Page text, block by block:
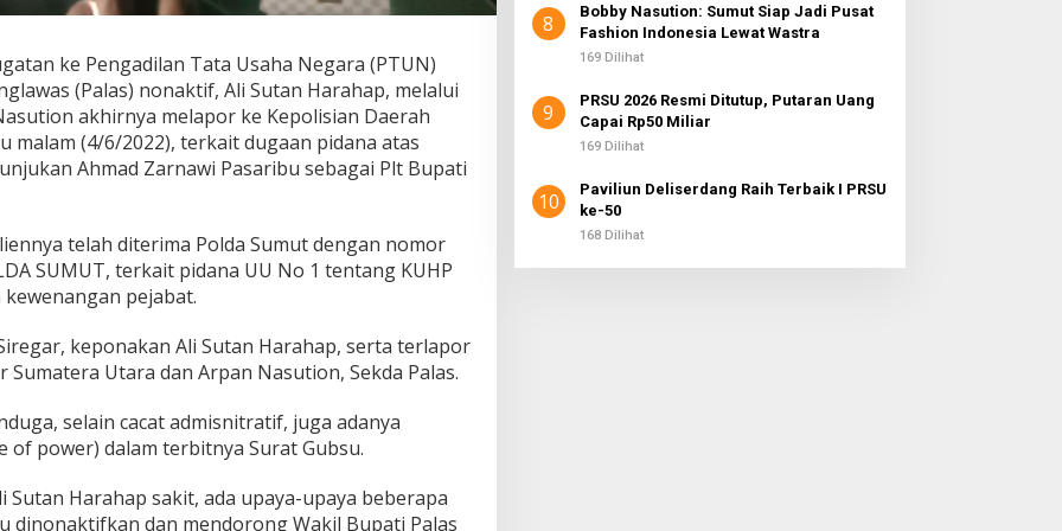
ke Pengadilan Tata Usaha Negara (PTUN)
(Palas) nonaktif, Ali Sutan Harahap, melalui
akhirnya melapor ke Kepolisian Daerah
malam (4/6/2022), terkait dugaan pidana atas
Ahmad Zarnawi Pasaribu sebagai Plt Bupati
telah diterima Polda Sumut dengan nomor
SUMUT, terkait pidana UU No 1 tentang KUHP
pejabat.
keponakan Ali Sutan Harahap, serta terlapor
Sumatera Utara dan Arpan Nasution, Sekda Palas.
selain cacat admisnitratif, juga adanya
of power) dalam terbitnya Surat Gubsu.
Sutan Harahap sakit, ada upaya-upaya beberapa
dinonaktifkan dan mendorong Wakil Bupati Palas
8
Bobby Nasution: Sumut Siap Jadi Pusat
Fashion Indonesia Lewat Wastra
169 Dilihat
9
PRSU 2026 Resmi Ditutup, Putaran Uang
Capai Rp50 Miliar
169 Dilihat
10
Paviliun Deliserdang Raih Terbaik I PRSU
ke-50
168 Dilihat